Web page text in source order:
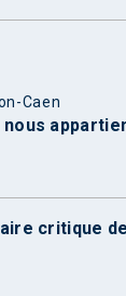
Caen
nous
critique